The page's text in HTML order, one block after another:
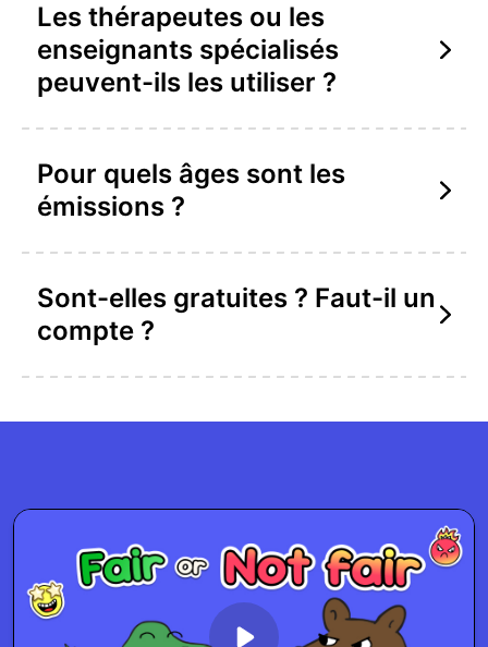
Les thérapeutes ou les
enseignants spécialisés
peuvent-ils les utiliser ?
Pour quels âges sont les
émissions ?
Sont-elles gratuites ? Faut-il un
compte ?